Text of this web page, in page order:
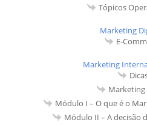
Tópicos
Marketing
E-
Marketing
Marketing
Módulo I – O que é o
Módulo II – A decisão